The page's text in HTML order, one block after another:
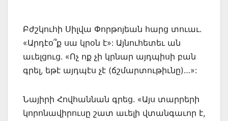
Բժշկուհի Սիլվա Փորթոյեան հարց տուաւ.
«Արդէօ՞ք սա կրօն է»: Այնուհետեւ ան
աւելցուց. «Ոչ ոք չի կրնար այդպիսի բան
գրել, եթէ այդպէս չէ (ճշմարտութիւնը)…»:
Նայիրի Հովհաննան գրեց. «Այս տարրերի
կորոնավիրուսը շատ աւելի վտանգաւոր է,